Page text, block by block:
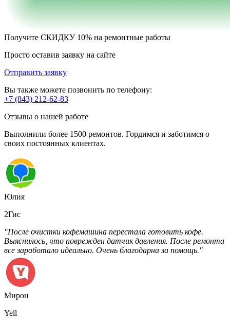
Получите СКИДКУ 10% на ремонтные работы
Просто оставив заявку на сайте
Отправить заявку
Вы также можете позвонить по телефону:
+7 (843) 212-62-83
Отзывы о нашей работе
Выполнили более 1500 ремонтов. Гордимся и заботимся о
своих постоянных клиентах.
Юлия
2Гис
"После очистки кофемашина перестала готовить кофе.
Выяснилось, что поврежден датчик давления. После ремонта
все заработало идеально. Очень благодарна за помощь."
Мирон
Yell